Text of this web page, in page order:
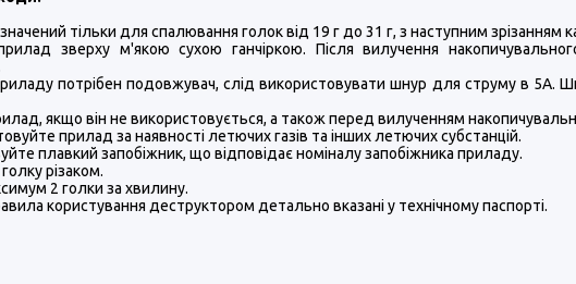
тільки для спалювання голок від 19 г до 31 г, з наступним зрізанням
зверху м'якою сухою ганчіркою. Після вилучення
потрібен подовжувач, слід використовувати шнур для струму в
якщо він не використовується, а також перед вилученням
прилад за наявності летючих газів та інших летючих субстанцій.
плавкий запобіжник, що відповідає номіналу запобіжника приладу.
різаком.
2 голки за хвилину.
користування деструктором детально вказані у технічному паспорті.